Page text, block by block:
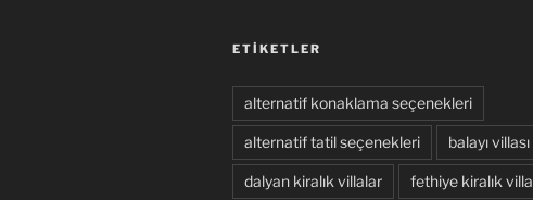
ETIKETLER
alternatif konaklama seçenekleri
alternatif tatil seçenekleri balayı villası
dalyan kiralık villalar fethiye kiralık villa